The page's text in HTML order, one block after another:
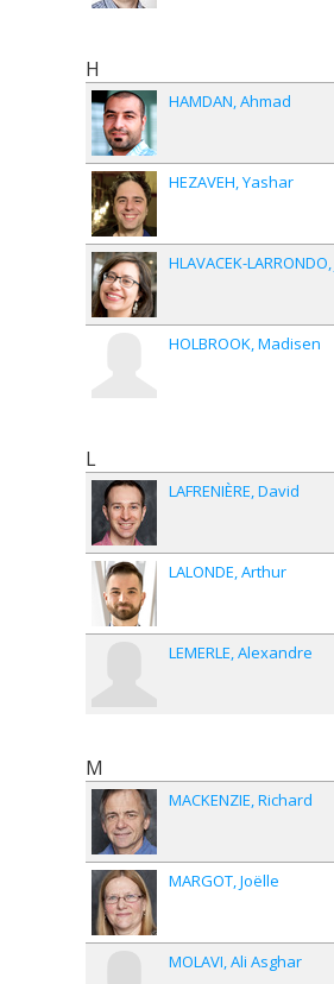
H
HAMDAN Ahmad
HEZAVEH Yashar
HLAVACEK-LARRONDO
HOLBROOK Madisen
L
LAFRENIÈRE David
LALONDE Arthur
LEMERLE Alexandre
M
MACKENZIE Richard
MARGOT Joëlle
MOLAVI Ali Asghar